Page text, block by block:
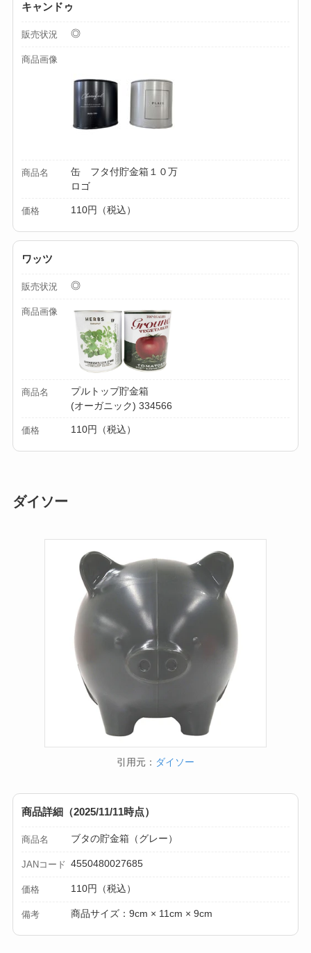
キャンドゥ
販売状況 ◎
商品画像
商品名
缶 フタ付貯金箱１０万
ロゴ
価格 110円（税込）
ワッツ
販売状況 ◎
商品画像
商品名
プルトップ貯金箱
(オーガニック) 334566
価格 110円（税込）
ダイソー
引用元： ダイソー
商品詳細（2025/11/11時点）
商品名 ブタの貯金箱（グレー）
JANコード 4550480027685
価格 110円（税込）
備考 商品サイズ：9cm × 11cm × 9cm